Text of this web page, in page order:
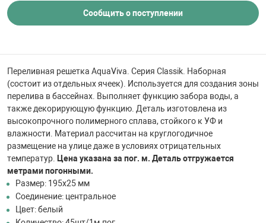
бассейна
материалы
Переливная решетка AquaViva. Серия Classik. Наборная
(состоит из отдельных ячеек). Используется для создания зоны
перелива в бассейнах. Выполняет функцию забора воды, а
также декорирующую функцию. Деталь изготовлена из
высокопрочного полимерного сплава, стойкого к УФ и
влажности. Материал рассчитан на круглогодичное
размещение на улице даже в условиях отрицательных
температур. Цена указана за пог. м. Деталь отгружается
метрами погонными.
Размер: 195х25 мм
Соединение: центральное
Цвет: белый
Сообщить о поступлении